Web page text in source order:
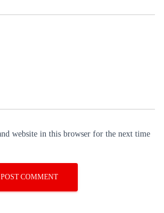
website in this browser for the next time